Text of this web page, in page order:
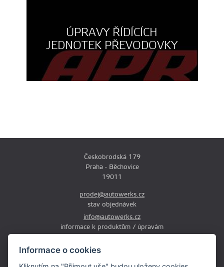
Informace o cookies
ÚPRAVY ŘÍDÍCÍCH
JEDNOTEK PŘEVODOVKY
Českobrodská 179
Praha - Běchovice
19011
prodej@autowerks.cz
stav objednávek
info@autowerks.cz
informace k produktům / úpravám